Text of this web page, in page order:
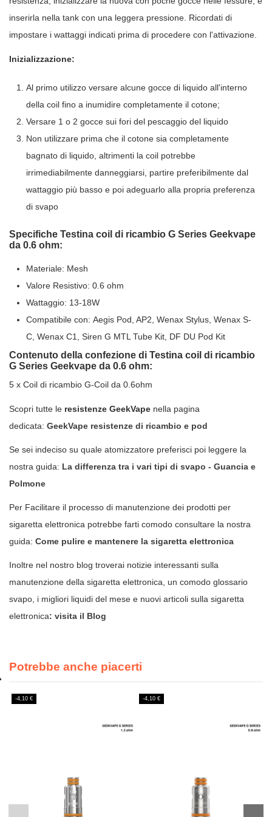
inserirla nella tank con una leggera pressione. Ricordati di
impostare i wattaggi indicati prima di procedere con l'attivazione.
Inizializzazione:
Al primo utilizzo versare alcune gocce di liquido all'interno
della coil fino a inumidire completamente il cotone;
Versare 1 o 2 gocce sui fori del pescaggio del liquido
Non utilizzare prima che il cotone sia completamente
bagnato di liquido, altrimenti la coil potrebbe
irrimediabilmente danneggiarsi, partire preferibilmente dal
wattaggio più basso e poi adeguarlo alla propria preferenza
di svapo
Specifiche Testina coil di ricambio G Series Geekvape
da 0.6 ohm:
Materiale: Mesh
Valore Resistivo: 0.6 ohm
Wattaggio: 13-18W
Compatibile con: Aegis Pod, AP2, Wenax Stylus, Wenax S-
C, Wenax C1, Siren G MTL Tube Kit, DF DU Pod Kit
Contenuto della confezione di Testina coil di ricambio
G Series Geekvape da 0.6 ohm:
5 x Coil di ricambio G-Coil da 0.6ohm
Scopri tutte le resistenze GeekVape nella pagina
dedicata: GeekVape resistenze di ricambio e pod
Se sei indeciso su quale atomizzatore preferisci poi leggere la
nostra guida: La differenza tra i vari tipi di svapo - Guancia e
Polmone
Per Facilitare il processo di manutenzione dei prodotti per
sigaretta elettronica potrebbe farti comodo consultare la nostra
guida: Come pulire e mantenere la sigaretta elettronica
Inoltre nel nostro blog troverai notizie interessanti sulla
manutenzione della sigaretta elettronica, un comodo glossario
svapo, i migliori liquidi del mese e nuovi articoli sulla sigaretta
elettronica: visita il Blog
Potrebbe anche piacerti
-4,10 € -4,10 €